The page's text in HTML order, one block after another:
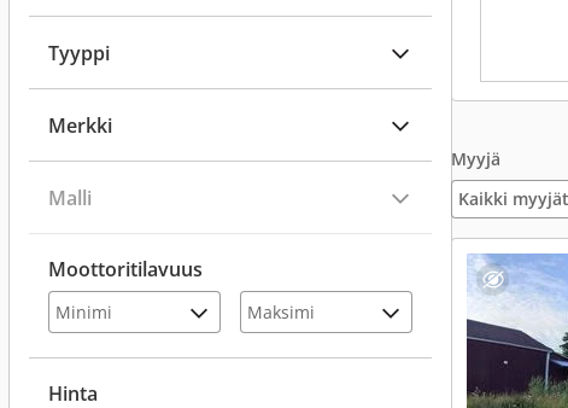
Tyyppi
Merkki
Malli
Moottoritilavuus
Hinta
Myyjä
Kaikki myyjät